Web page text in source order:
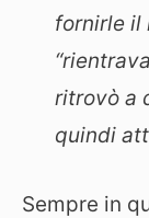
fornirle il
ritrovò a
quindi
Sempre in